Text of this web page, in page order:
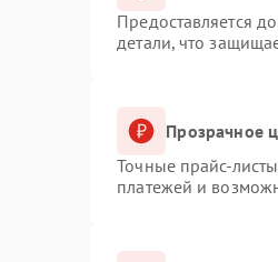
Предоставляется
детали, что
Прозрачное
Точные прайс-
платежей и